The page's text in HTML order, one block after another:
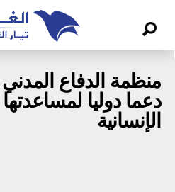
منظمة الدفاع
دعما دوليا
الإنسانية